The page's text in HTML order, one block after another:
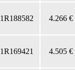
1R188582 4.266 €
1R169421 4.505 €